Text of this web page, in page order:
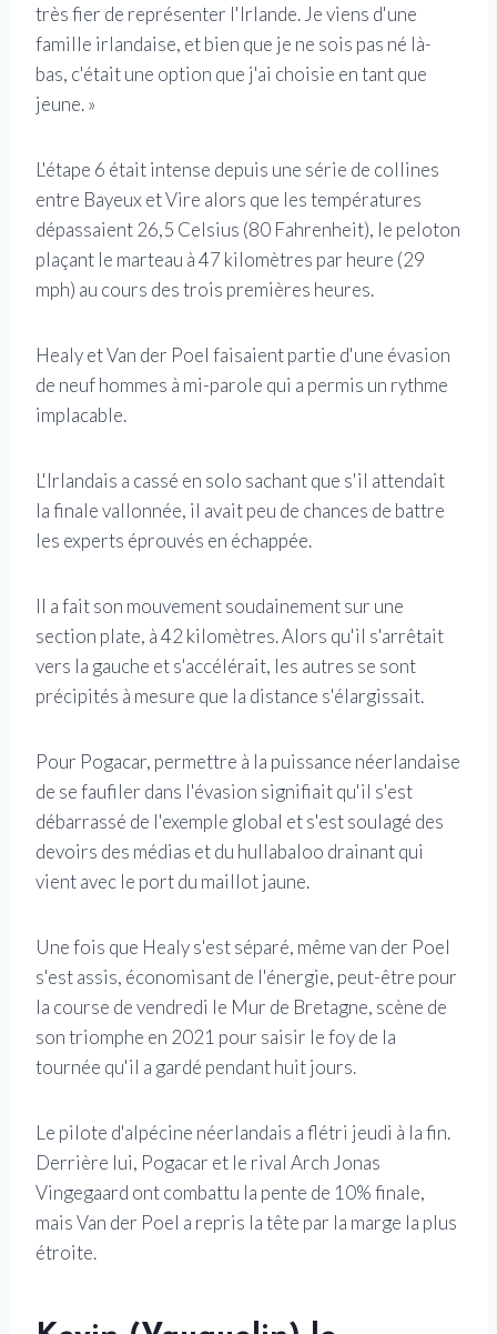
très fier de représenter l'Irlande. Je viens d'une
famille irlandaise, et bien que je ne sois pas né là-
bas, c'était une option que j'ai choisie en tant que
jeune. »
L'étape 6 était intense depuis une série de collines
entre Bayeux et Vire alors que les températures
dépassaient 26,5 Celsius (80 Fahrenheit), le peloton
plaçant le marteau à 47 kilomètres par heure (29
mph) au cours des trois premières heures.
Healy et Van der Poel faisaient partie d'une évasion
de neuf hommes à mi-parole qui a permis un rythme
implacable.
L'Irlandais a cassé en solo sachant que s'il attendait
la finale vallonnée, il avait peu de chances de battre
les experts éprouvés en échappée.
Il a fait son mouvement soudainement sur une
section plate, à 42 kilomètres. Alors qu'il s'arrêtait
vers la gauche et s'accélérait, les autres se sont
précipités à mesure que la distance s'élargissait.
Pour Pogacar, permettre à la puissance néerlandaise
de se faufiler dans l'évasion signifiait qu'il s'est
débarrassé de l'exemple global et s'est soulagé des
devoirs des médias et du hullabaloo drainant qui
vient avec le port du maillot jaune.
Une fois que Healy s'est séparé, même van der Poel
s'est assis, économisant de l'énergie, peut-être pour
la course de vendredi le Mur de Bretagne, scène de
son triomphe en 2021 pour saisir le foy de la
tournée qu'il a gardé pendant huit jours.
Le pilote d'alpécine néerlandais a flétri jeudi à la fin.
Derrière lui, Pogacar et le rival Arch Jonas
Vingegaard ont combattu la pente de 10% finale,
mais Van der Poel a repris la tête par la marge la plus
étroite.